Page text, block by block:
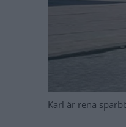
Karl är rena